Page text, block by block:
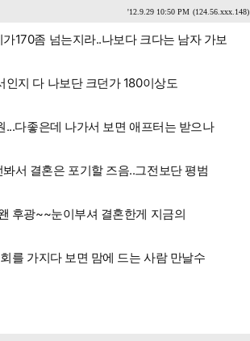
'12.9.29 10:50 PM (124.56.xxx.148)
170좀 넘는지라..나보다 크다는 남자 가보
지 다 나보단 크던가 180이상도
다좋은데 나가서 보면 애프터는 받으나
서 결혼은 포기할 즈음..그전보단 평범
후광~~눈이부셔 결혼한게 지금의
를 가지다 보면 맘에 드는 사람 만날수